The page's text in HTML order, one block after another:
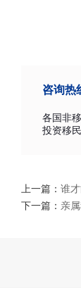
咨询热
各国非
投资移
上一篇： 谁
下一篇： 亲